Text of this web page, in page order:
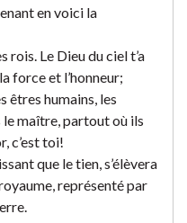
en voici la
rois. Le Dieu du ciel t’a
force et l’honneur;
êtres humains, les
le maître, partout où ils
c’est toi!
que le tien, s’élèvera
représenté par